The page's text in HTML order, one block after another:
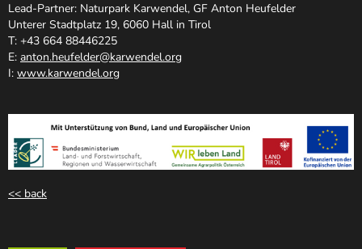
Lead-Partner: Naturpark Karwendel, GF Anton Heufelder
Unterer Stadtplatz 19, 6060 Hall in Tirol
T: +43 664 88446225
E: anton.heufelder@karwendel.org
I: www.karwendel.org
<< back